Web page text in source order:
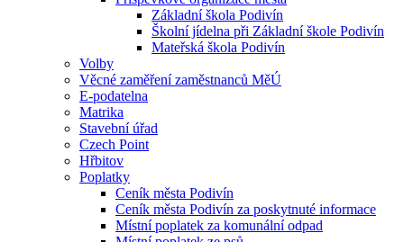
Základní škola Podivín
Školní jídelna při Základní škole Podivín
Mateřská škola Podivín
Volby
Věcné zaměření zaměstnanců MěÚ
E-podatelna
Matrika
Stavební úřad
Czech Point
Hřbitov
Poplatky
Ceník města Podivín
Ceník města Podivín za poskytnuté informace
Místní poplatek za komunální odpad